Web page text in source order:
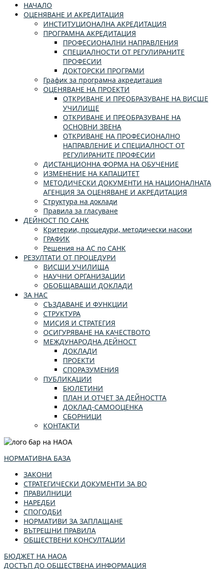
НАЧАЛО
ОЦЕНЯВАНЕ И АКРЕДИТАЦИЯ
ИНСТИТУЦИОНАЛНА АКРЕДИТАЦИЯ
ПРОГРАМНА АКРЕДИТАЦИЯ
ПРОФЕСИОНАЛНИ НАПРАВЛЕНИЯ
СПЕЦИАЛНОСТИ ОТ РЕГУЛИРАНИТЕ
ПРОФЕСИИ
ДОКТОРСКИ ПРОГРАМИ
График за програмна акредитация
ОЦЕНЯВАНЕ НА ПРОЕКТИ
ОТКРИВАНЕ И ПРЕОБРАЗУВАНЕ НА ВИСШЕ
УЧИЛИЩЕ
ОТКРИВАНЕ И ПРЕОБРАЗУВАНЕ НА
ОСНОВНИ ЗВЕНА
ОТКРИВАНЕ НА ПРОФЕСИОНАЛНО
НАПРАВЛЕНИЕ И СПЕЦИАЛНОСТ ОТ
РЕГУЛИРАНИТЕ ПРОФЕСИИ
ДИСТАНЦИОННА ФОРМА НА ОБУЧЕНИЕ
ИЗМЕНЕНИЕ НА КАПАЦИТЕТ
МЕТОДИЧЕСКИ ДОКУМЕНТИ НА НАЦИОНАЛНАТА
АГЕНЦИЯ ЗА ОЦЕНЯВАНЕ И АКРЕДИТАЦИЯ
Структура на доклади
Правила за гласуване
ДЕЙНОСТ ПО САНК
Критерии, процедури, методически насоки
ГРАФИК
Решения на АС по САНК
РЕЗУЛТАТИ ОТ ПРОЦЕДУРИ
ВИСШИ УЧИЛИЩА
НАУЧНИ ОРГАНИЗАЦИИ
ОБОБЩАВАЩИ ДОКЛАДИ
ЗА НАС
СЪЗДАВАНЕ И ФУНКЦИИ
СТРУКТУРА
МИСИЯ И СТРАТЕГИЯ
ОСИГУРЯВАНЕ НА КАЧЕСТВОТО
МЕЖДУНАРОДНА ДЕЙНОСТ
ДОКЛАДИ
ПРОЕКТИ
СПОРАЗУМЕНИЯ
ПУБЛИКАЦИИ
БЮЛЕТИНИ
ПЛАН И ОТЧЕТ ЗА ДЕЙНОСТТА
ДОКЛАД-САМООЦЕНКА
СБОРНИЦИ
КОНТАКТИ
НОРМАТИВНА БАЗА
ЗАКОНИ
СТРАТЕГИЧЕСКИ ДОКУМЕНТИ ЗА ВО
ПРАВИЛНИЦИ
НАРЕДБИ
СПОГОДБИ
НОРМАТИВИ ЗА ЗАПЛАЩАНЕ
ВЪТРЕШНИ ПРАВИЛА
ОБЩЕСТВЕНИ КОНСУЛТАЦИИ
БЮДЖЕТ НА НАОА
ДОСТЪП ДО ОБЩЕСТВЕНА ИНФОРМАЦИЯ